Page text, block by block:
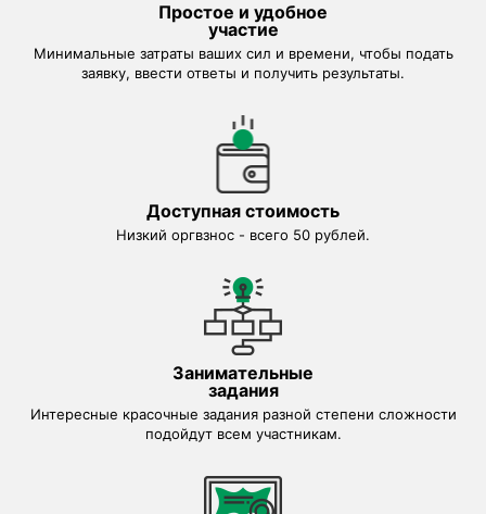
Простое и удобное
участие
Минимальные затраты ваших сил и времени, чтобы подать
заявку, ввести ответы и получить результаты.
Доступная стоимость
Низкий оргвзнос - всего 50 рублей.
Занимательные
задания
Интересные красочные задания разной степени сложности
подойдут всем участникам.